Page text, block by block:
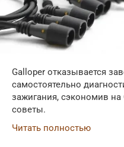
Galloper отказывается
самостоятельно
зажигания, сэкономив
советы.
Читать полностью